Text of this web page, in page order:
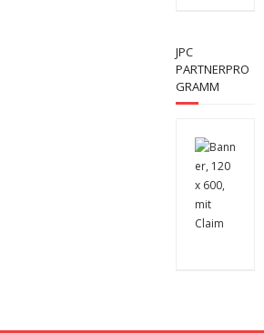
JPC
PARTNERPRO
GRAMM